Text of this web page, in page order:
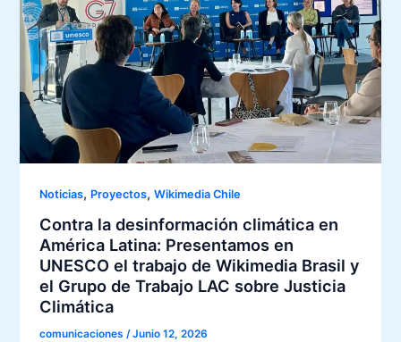
Noticias, Proyectos,Wikimedia Chile
Contra la desinformación climática en
América Latina: Presentamos en
UNESCO el trabajo de Wikimedia Brasil y
el Grupo de Trabajo LAC sobre Justicia
Climática
comunicaciones/Junio 12, 2026